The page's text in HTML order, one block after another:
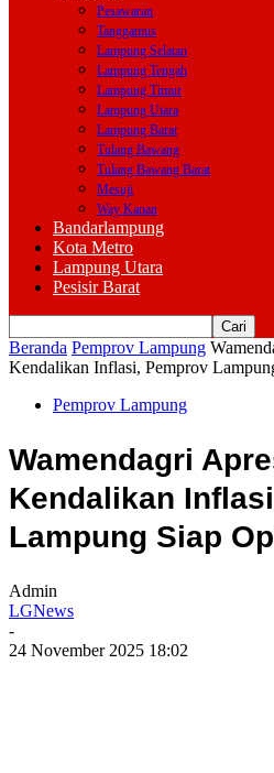
Pesawaran
Tanggamus
Lampung Selatan
Lampung Tengah
Lampung Timur
Lampung Utara
Lampung Barat
Tulang Bawang
Tulang Bawang Barat
Mesuji
Way Kanan
Bandarlampung
Kota Metro
Lampung Utara
Pesisir Barat
Beranda Pemprov Lampung
Kendalikan Inflasi, Pemprov
Pemprov Lampung
Wamendagri
Kendalikan
Lampung Siap
Admin
LGNews
-
24 November 2025 18:02